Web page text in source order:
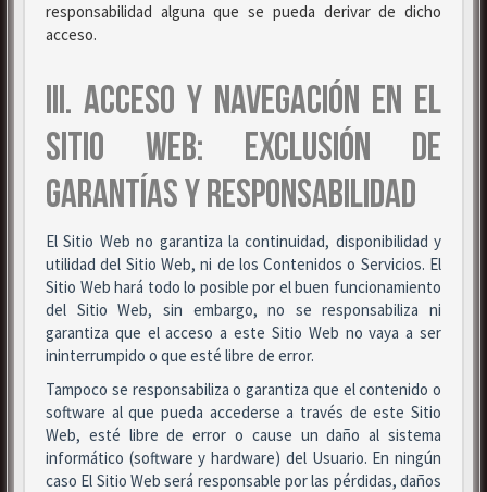
responsabilidad alguna que se pueda derivar de dicho
acceso.
III. ACCESO Y NAVEGACIÓN EN EL
SITIO WEB: EXCLUSIÓN DE
GARANTÍAS Y RESPONSABILIDAD
El Sitio Web no garantiza la continuidad, disponibilidad y
utilidad del Sitio Web, ni de los Contenidos o Servicios. El
Sitio Web hará todo lo posible por el buen funcionamiento
del Sitio Web, sin embargo, no se responsabiliza ni
garantiza que el acceso a este Sitio Web no vaya a ser
ininterrumpido o que esté libre de error.
Tampoco se responsabiliza o garantiza que el contenido o
software al que pueda accederse a través de este Sitio
Web, esté libre de error o cause un daño al sistema
informático (software y hardware) del Usuario. En ningún
caso El Sitio Web será responsable por las pérdidas, daños